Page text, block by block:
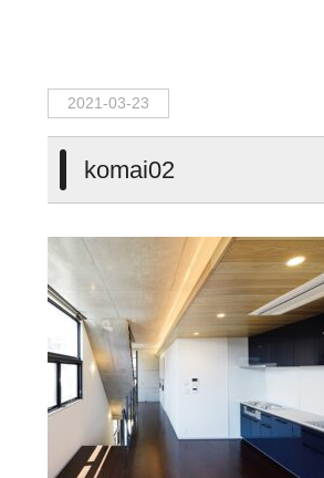
2021-03-23
komai02